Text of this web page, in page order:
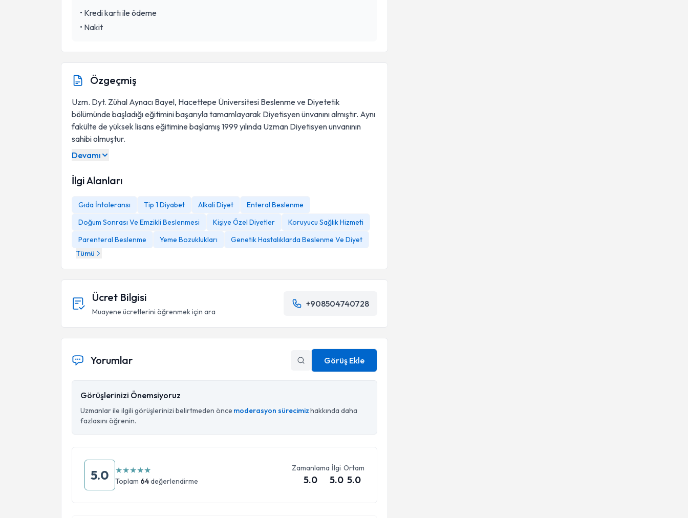
• Kredi kartı ile ödeme
• Nakit
Özgeçmiş
Uzm. Dyt. Zühal Aynacı Bayel, Hacettepe Üniversitesi Beslenme ve Diyetetik
bölümünde başladığı eğitimini başarıyla tamamlayarak Diyetisyen ünvanını almıştır. Aynı
fakülte de yüksek lisans eğitimine başlamış 1999 yılında Uzman Diyetisyen unvanının
sahibi olmuştur.
Çalıştığı kurumlar
Devamı
İlgi Alanları
Gıda İntoleransı Tip 1 Diyabet Alkali Diyet
Enteral Beslenme
Doğum Sonrası Ve Emzikli Beslenmesi
Kişiye Özel Diyetler
Koruyucu Sağlık Hizmeti
Parenteral Beslenme
Yeme Bozuklukları
Genetik Hastalıklarda Beslenme Ve Diyet
Tümü
Ücret Bilgisi
Muayene ücretlerini öğrenmek için ara
+908504740728
Yorumlar Görüş Ekle
Görüşlerinizi Önemsiyoruz
Uzmanlar ile ilgili görüşlerinizi belirtmeden önce moderasyon sürecimizhakkında daha
fazlasını öğrenin.
5.0 ★★★★★
Toplam 64değerlendirme
Zamanlama
5.0
İlgi
5.0
Ortam
5.0